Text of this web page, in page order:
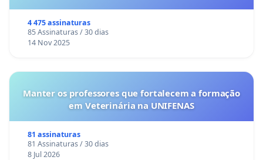
4 475 assinaturas
85 Assinaturas / 30 dias
14 Nov 2025
Manter os professores que fortalecem a formação
em Veterinária na UNIFENAS
81 assinaturas
81 Assinaturas / 30 dias
8 Jul 2026